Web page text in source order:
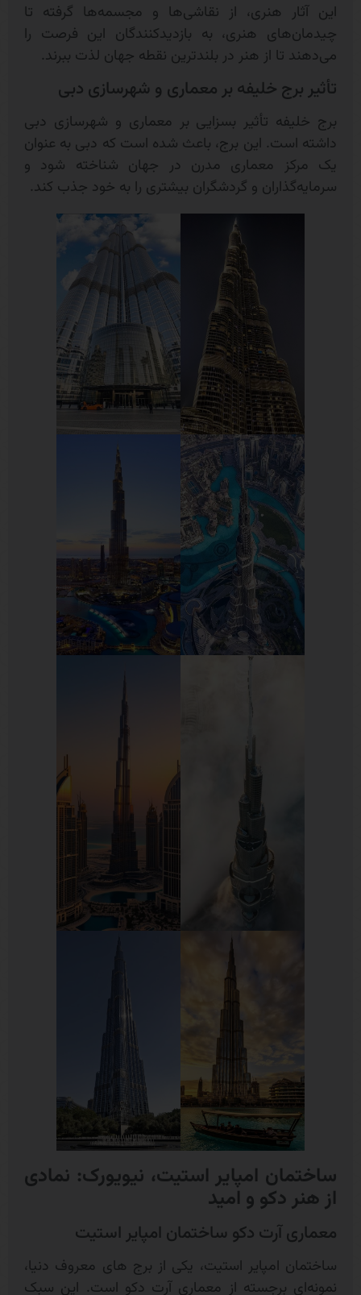
این آثار هنری، از نقاشی‌ها و مجسمه‌ها گرفته تا
چیدمان‌های هنری، به بازدیدکنندگان این فرصت را
می‌دهند تا از هنر در بلندترین نقطه جهان لذت ببرند.
تأثیر برج خلیفه بر معماری و شهرسازی دبی
برج خلیفه تأثیر بسزایی بر معماری و شهرسازی دبی
داشته است. این برج، باعث شده است که دبی به عنوان
یک مرکز معماری مدرن در جهان شناخته شود و
سرمایه‌گذاران و گردشگران بیشتری را به خود جذب کند.
ساختمان امپایر استیت، نیویورک: نمادی
از هنر دکو و امید
معماری آرت دکو ساختمان امپایر استیت
ساختمان امپایر استیت، یکی از برج های معروف دنیا،
نمونه‌ای برجسته از معماری آرت دکو است. این سبک